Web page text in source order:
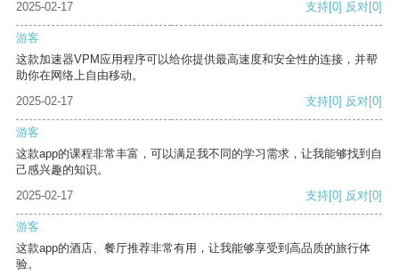
2025-02-17
支持[0] 反对[0]
游客
这款加速器VPM应用程序可以给你提供最高速度和安全性的连接，并帮
助你在网络上自由移动。
2025-02-17
支持[0] 反对[0]
游客
这款app的课程非常丰富，可以满足我不同的学习需求，让我能够找到自
己感兴趣的知识。
2025-02-17
支持[0] 反对[0]
游客
这款app的酒店、餐厅推荐非常有用，让我能够享受到高品质的旅行体
验。